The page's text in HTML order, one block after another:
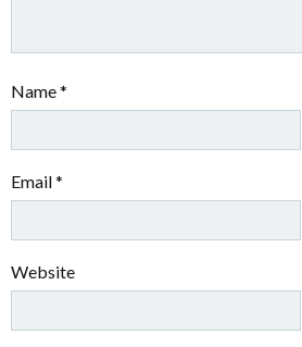
Name*
Email*
Website